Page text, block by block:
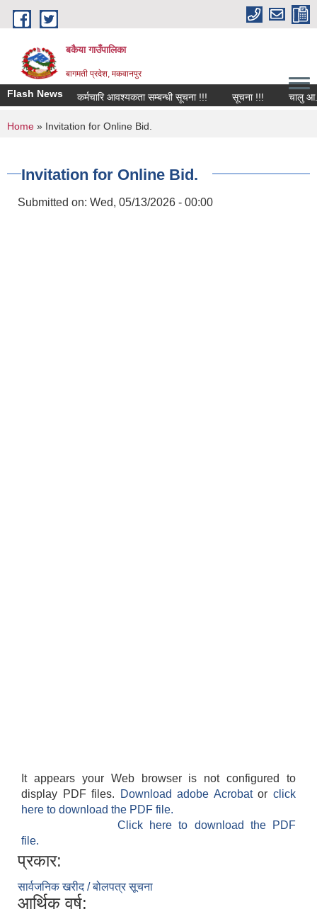
Skip to main content
बकैया गाउँपालिका
बागमती प्रदेश, मकवानपुर
Flash News कर्मचारि आवश्यकता सम्बन्धी सूचना !!! सूचना !!! चालु आ.व
You are here
Home » Invitation for Online Bid.
Invitation for Online Bid.
Submitted on: Wed, 05/13/2026 - 00:00
It appears your Web browser is not configured to
display PDF files.
Download adobe Acrobatorclick
here to download the PDF file.
Click here to download the PDF
file.
प्रकार:
सार्वजनिक खरीद / बोलपत्र सूचना
आर्थिक वर्ष: